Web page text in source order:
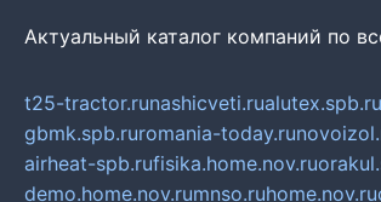
Актуальный каталог компаний по
t25-tractor.runashicveti.rualutex.spb.ru
gbmk.spb.ruromania-today.ru
airheat-spb.rufisika.home.nov.ru
demo.home.nov.rumnso.ruhome.nov.ru